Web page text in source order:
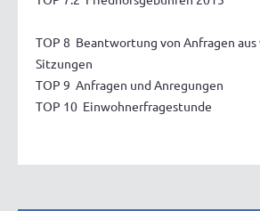
TOP 8 Beantwortung von Anfragen aus
Sitzungen
TOP 9 Anfragen und Anregungen
TOP 10 Einwohnerfragestunde